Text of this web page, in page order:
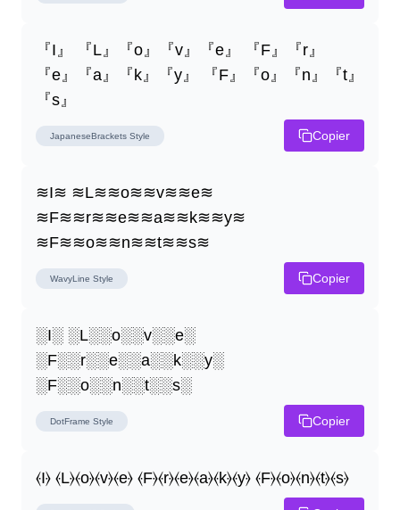
『I』 『L』『o』『v』『e』 『F』『r』
『e』『a』『k』『y』 『F』『o』『n』『t』
『s』
JapaneseBrackets Style Copier
≋I≋ ≋L≋≋o≋≋v≋≋e≋
≋F≋≋r≋≋e≋≋a≋≋k≋≋y≋
≋F≋≋o≋≋n≋≋t≋≋s≋
WavyLine Style Copier
░I░ ░L░░o░░v░░e░
░F░░r░░e░░a░░k░░y░
░F░░o░░n░░t░░s░
DotFrame Style Copier
⦑I⦒ ⦑L⦒⦑o⦒⦑v⦒⦑e⦒ ⦑F⦒⦑r⦒⦑e⦒⦑a⦒⦑k⦒⦑y⦒ ⦑F⦒⦑o⦒⦑n⦒⦑t⦒⦑s⦒